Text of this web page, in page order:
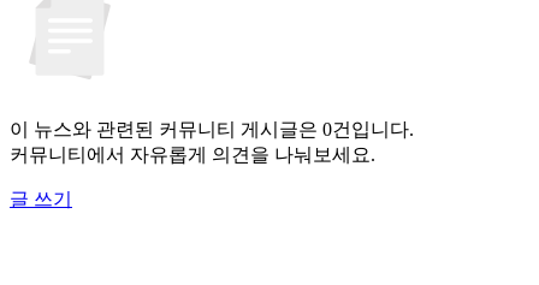
이 뉴스와 관련된 커뮤니티 게시글은 0건입니다.
커뮤니티에서 자유롭게 의견을 나눠보세요.
글 쓰기